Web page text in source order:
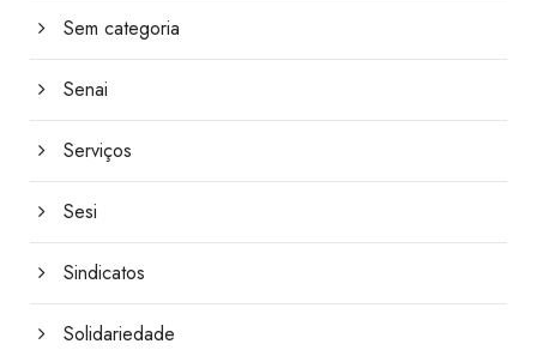
Sem categoria
Senai
Serviços
Sesi
Sindicatos
Solidariedade